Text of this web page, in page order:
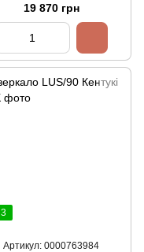
19 870 грн
3
Артикул: 0000763984